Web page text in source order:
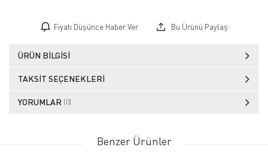
Fiyatı Düşünce Haber Ver Bu Ürünü Paylaş
ÜRÜN BILGISI
TAKSIT SEÇENEKLERI
YORUMLAR (0)
Benzer Ürünler